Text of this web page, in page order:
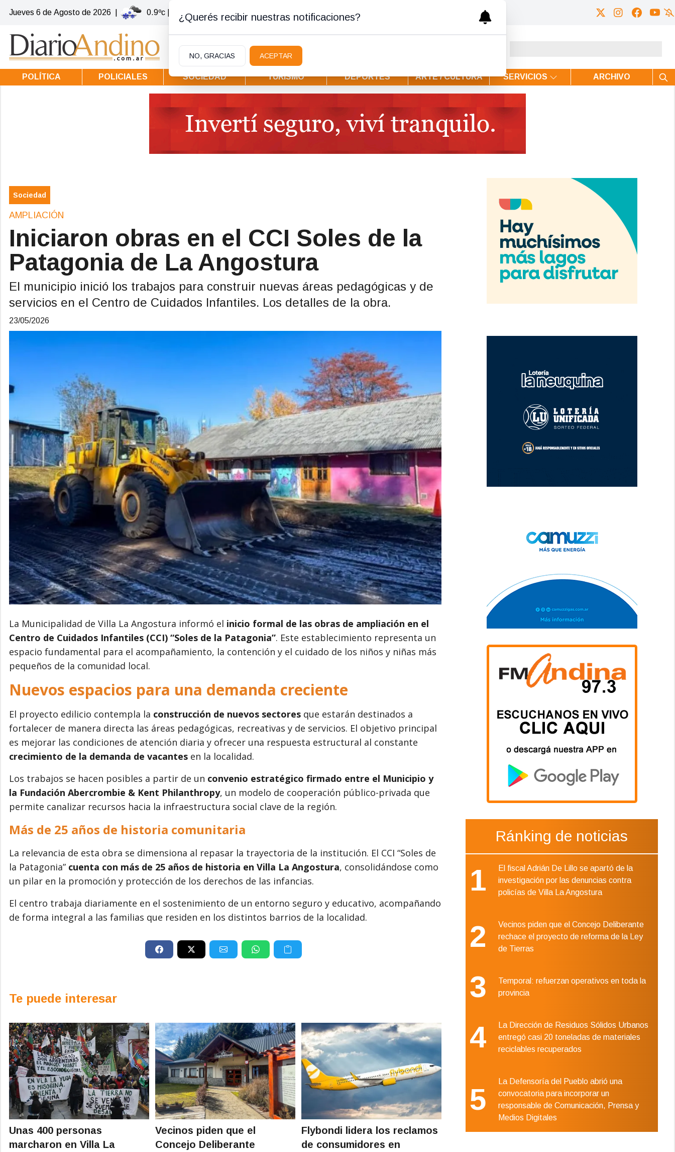
Jueves 6 de Agosto de 2026 0.9ºc | Villa la Angostura
POLÍTICA POLICIALES SOCIEDAD TURISMO DEPORTES ARTE / CULTURA SERVICIOS ARCHIVO
Sociedad
AMPLIACIÓN
Iniciaron obras en el CCI Soles de la
Patagonia de La Angostura
El municipio inició los trabajos para construir nuevas áreas pedagógicas y de
servicios en el Centro de Cuidados Infantiles. Los detalles de la obra.
23/05/2026
La Municipalidad de Villa La Angostura informó el inicio formal de las obras de ampliación en el
Centro de Cuidados Infantiles (CCI) “Soles de la Patagonia”. Este establecimiento representa un
espacio fundamental para el acompañamiento, la contención y el cuidado de los niños y niñas más
pequeños de la comunidad local.
Nuevos espacios para una demanda creciente
El proyecto edilicio contempla la construcción de nuevos sectores que estarán destinados a
fortalecer de manera directa las áreas pedagógicas, recreativas y de servicios. El objetivo principal
es mejorar las condiciones de atención diaria y ofrecer una respuesta estructural al constante
crecimiento de la demanda de vacantes en la localidad.
Los trabajos se hacen posibles a partir de un convenio estratégico firmado entre el Municipio y
la Fundación Abercrombie & Kent Philanthropy, un modelo de cooperación público-privada que
permite canalizar recursos hacia la infraestructura social clave de la región.
Más de 25 años de historia comunitaria
La relevancia de esta obra se dimensiona al repasar la trayectoria de la institución. El CCI “Soles de
la Patagonia” cuenta con más de 25 años de historia en Villa La Angostura, consolidándose como
un pilar en la promoción y protección de los derechos de las infancias.
El centro trabaja diariamente en el sostenimiento de un entorno seguro y educativo, acompañando
de forma integral a las familias que residen en los distintos barrios de la localidad.
Te puede interesar
Unas 400 personas
marcharon en Villa La
Vecinos piden que el
Concejo Deliberante
Flybondi lidera los reclamos
de consumidores en
Ránking de noticias
1
El fiscal Adrián De Lillo se apartó de la
investigación por las denuncias contra
policías de Villa La Angostura
2
Vecinos piden que el Concejo Deliberante
rechace el proyecto de reforma de la Ley
de Tierras
3
Temporal: refuerzan operativos en toda la
provincia
4
La Dirección de Residuos Sólidos Urbanos
entregó casi 20 toneladas de materiales
reciclables recuperados
5
La Defensoría del Pueblo abrió una
convocatoria para incorporar un
responsable de Comunicación, Prensa y
Medios Digitales
¿Querés recibir nuestras notificaciones?
NO, GRACIAS ACEPTAR